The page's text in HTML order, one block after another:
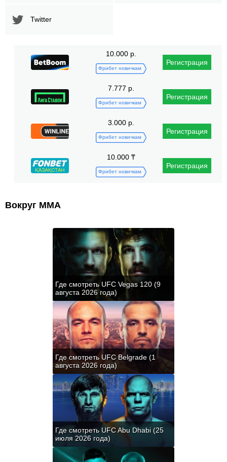
Twitter
10.000 р.
Фрибет новичкам
Регистрация
7.777 р.
Фрибет новичкам
Регистрация
3.000 р.
Фрибет новичкам
Регистрация
10.000 ₸
Фрибет новичкам
Регистрация
Вокруг ММА
Где смотреть UFC Vegas 120 (9
августа 2026 года)
Где смотреть UFC Belgrade (1
августа 2026 года)
Где смотреть UFC Abu Dhabi (25
июля 2026 года)